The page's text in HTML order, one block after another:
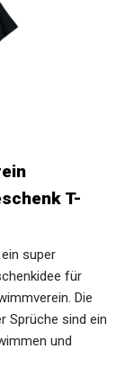
T-
super
für
Die
Sprüche sind ein
und